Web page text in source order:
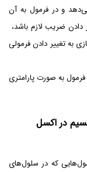
و در فرمول به آن
ضریب لازم باشد،
به تغییر دادن فرمولی
به صورت پارامتری
در اکسل
که در سلول‌های